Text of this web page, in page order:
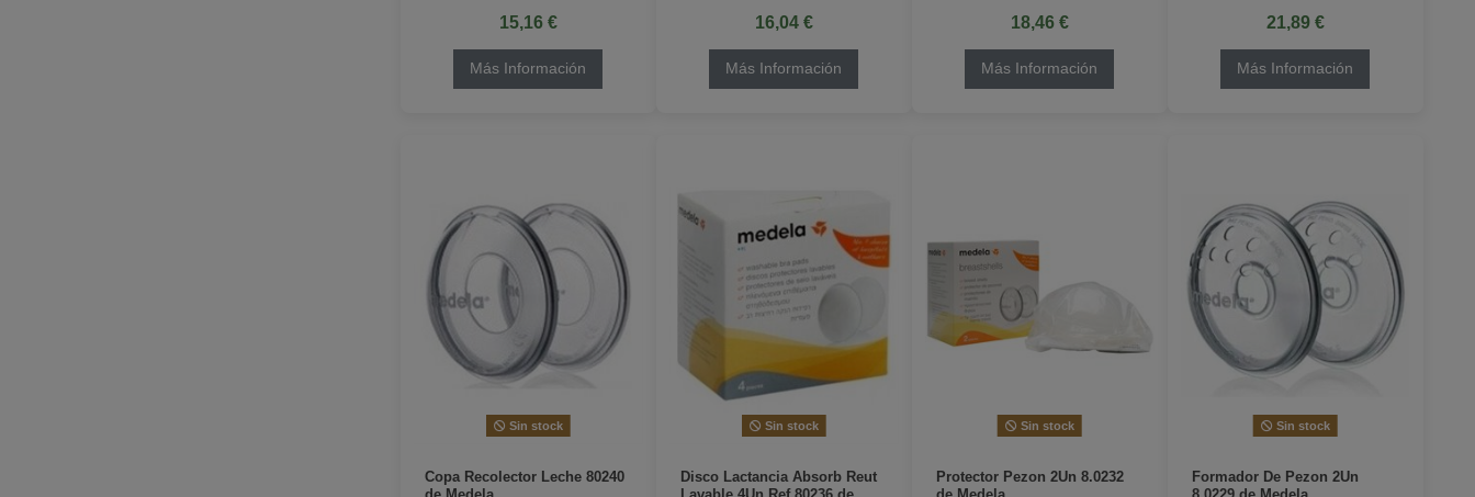
15,16 €
Más Información
16,04 €
Más Información
18,46 €
Más Información
21,89 €
Más Información
Sin stock
Copa Recolector Leche 80240
Sin stock
Disco Lactancia Absorb Reut
Sin stock
Protector Pezon 2Un 8.0232
Sin stock
Formador De Pezon 2Un